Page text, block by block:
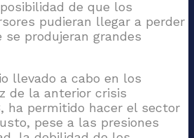
de que los
pudieran llegar a perder
se produjeran grandes
llevado a cabo en los
de la anterior crisis
ha permitido hacer el sector
pese a las presiones